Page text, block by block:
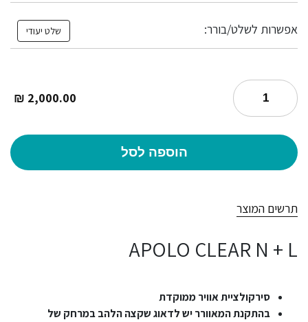
אפשרות לשלט/בורר: שלט יעודי
2,000.00
₪
הוספה לסל
תרשים המוצר
APOLO CLEAR N + L
סירקולציית אוויר ממוקדת
בהתקנת המאוורר יש לדאוג שקצה הלהב במרחק של